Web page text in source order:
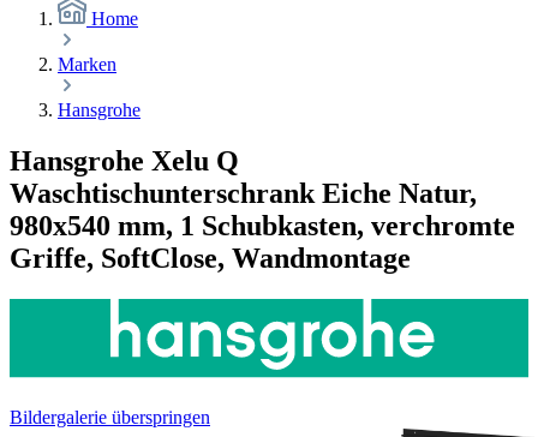
Home
Marken
Hansgrohe
Hansgrohe Xelu Q
Waschtischunterschrank Eiche Natur,
980x540 mm, 1 Schubkasten, verchromte
Griffe, SoftClose, Wandmontage
Bildergalerie überspringen